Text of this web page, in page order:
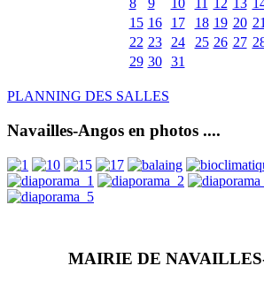
8
9 10 11 12 13
15 16 17 18 19 20 21
22 23 24 25 26 27
29 30 31
PLANNING DES SALLES
Navailles-Angos en photos ....
MAIRIE DE